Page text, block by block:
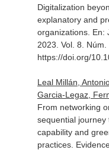
Digitalization
explanatory and
organizations. En:
2023. Vol. 8.
https://doi.org/
Leal Millán,
Garcia-Legaz,
From networking
sequential journey
capability and
practices.